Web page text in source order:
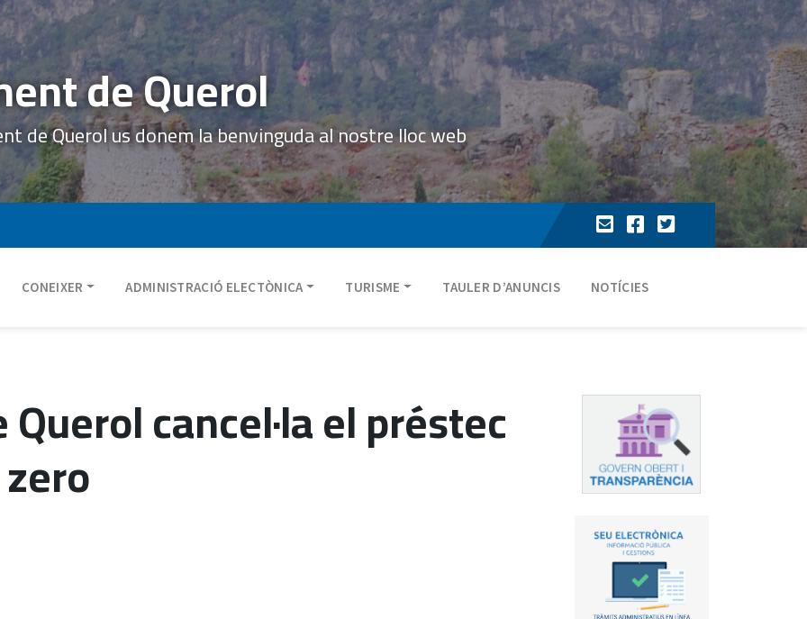
de Querol
de Querol us donem la benvinguda al nostre lloc web
CONEIXER ADMINISTRACIÓ ELECTÒNICA TURISME TAULER D’ANUNCIS NOTÍCIES
cancel·la el préstec